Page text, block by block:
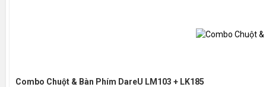
Combo Chuột & Bàn Phím DareU LM103 + LK185